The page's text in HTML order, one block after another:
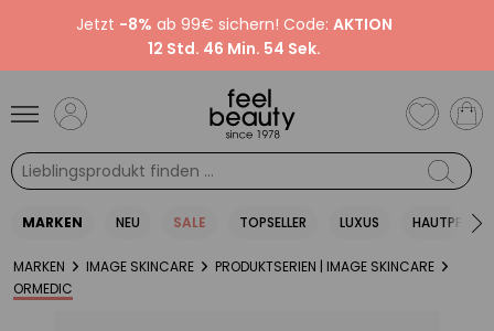
Jetzt -8% ab 99€ sichern! Code:AKTION
12 Std. 46 Min. 54 Sek.
MARKEN NEU SALE TOPSELLER LUXUS HAUTPFLEGE
MARKEN IMAGE SKINCARE
PRODUKTSERIEN | IMAGE SKINCARE
ORMEDIC